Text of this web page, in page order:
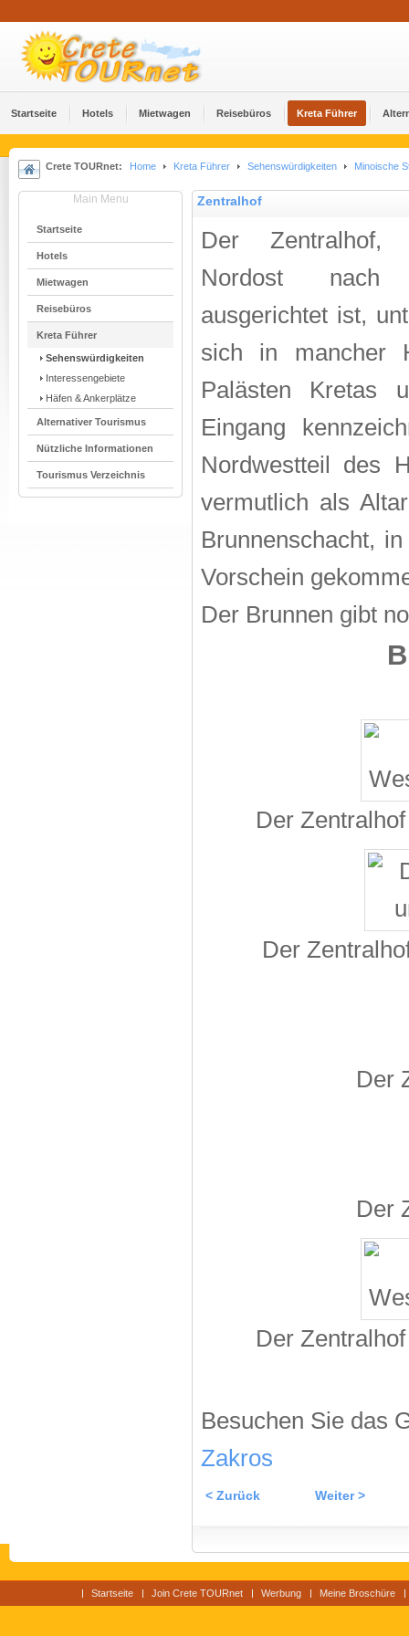
Startseite Hotels Mietwagen Reisebüros Kreta Führer
Crete TOURnet: Home Kreta Führer Sehenswürdigkeiten Minoische
Main Menu
Startseite
Hotels
Mietwagen
Reisebüros
Kreta Führer
Sehenswürdigkeiten
Interessengebiete
Häfen & Ankerplätze
Alternativer Tourismus
Nützliche Informationen
Tourismus Verzeichnis
Zentralhof
Der
Nordost nach
ausgerichtet ist,
sich in mancher
Palästen Kretas
Eingang
Nordwestteil des
vermutlich als
Brunnenschacht,
Vorschein
Der Brunnen gibt
Der
Der
Der
Der
Der
Besuchen Sie das
Zakros
< Zurück Weiter >
Startseite Join Crete TOURnet Werbung Meine Broschüre